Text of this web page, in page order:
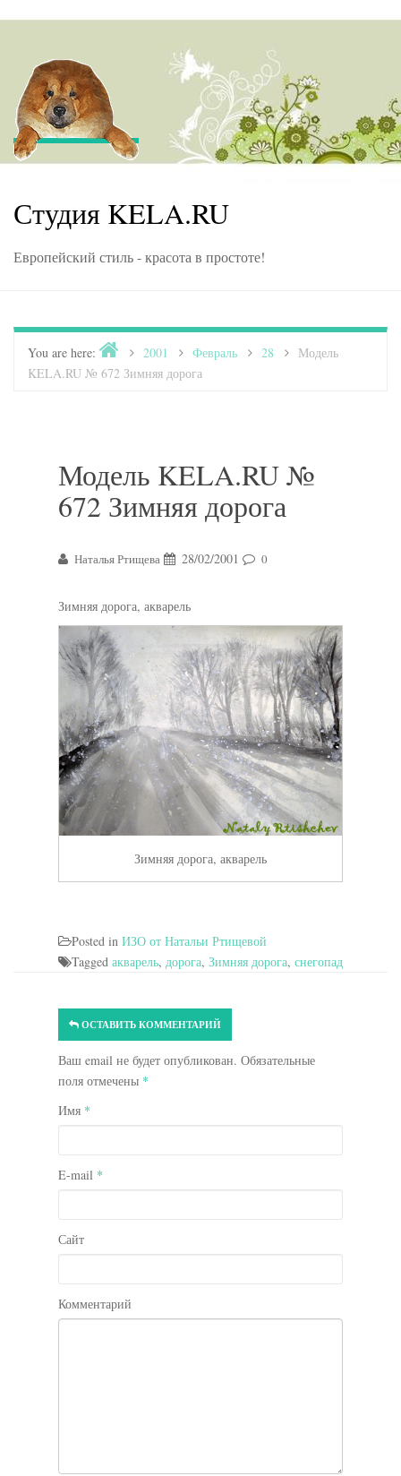
Студия KELA.RU
Европейский стиль - красота в простоте!
You are here: Home2001 Февраль 28
Модель
KELA.RU № 672 Зимняя дорога
Модель KELA.RU №
672 Зимняя дорога
Наталья Ртищева 28/02/2001 0
Зимняя дорога, акварель
Зимняя дорога, акварель
Posted in ИЗО от Натальи Ртищевой
Tagged акварель, дорога, Зимняя дорога, снегопад
ОСТАВИТЬ КОММЕНТАРИЙ
Ваш email не будет опубликован. Обязательные
поля отмечены *
Имя *
E-mail *
Сайт
Комментарий